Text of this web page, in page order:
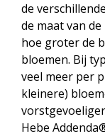
de
de maat van
hoe groter de
bloemen. Bij
veel meer per
kleinere)
Hebe